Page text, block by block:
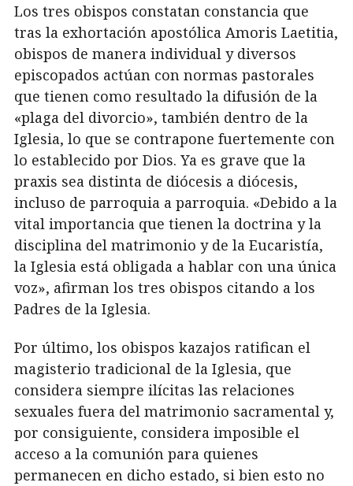
Los tres obispos constatan constancia que
tras la exhortación apostólica Amoris Laetitia,
obispos de manera individual y diversos
episcopados actúan con normas pastorales
que tienen como resultado la difusión de la
«plaga del divorcio», también dentro de la
Iglesia, lo que se contrapone fuertemente con
lo establecido por Dios. Ya es grave que la
praxis sea distinta de diócesis a diócesis,
incluso de parroquia a parroquia. «Debido a la
vital importancia que tienen la doctrina y la
disciplina del matrimonio y de la Eucaristía,
la Iglesia está obligada a hablar con una única
voz», afirman los tres obispos citando a los
Padres de la Iglesia.
Por último, los obispos kazajos ratifican el
magisterio tradicional de la Iglesia, que
considera siempre ilícitas las relaciones
sexuales fuera del matrimonio sacramental y,
por consiguiente, considera imposible el
acceso a la comunión para quienes
permanecen en dicho estado, si bien esto no